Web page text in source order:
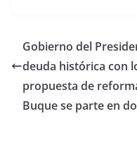
Gobierno del
deuda histórica con
propuesta de
Buque se parte en